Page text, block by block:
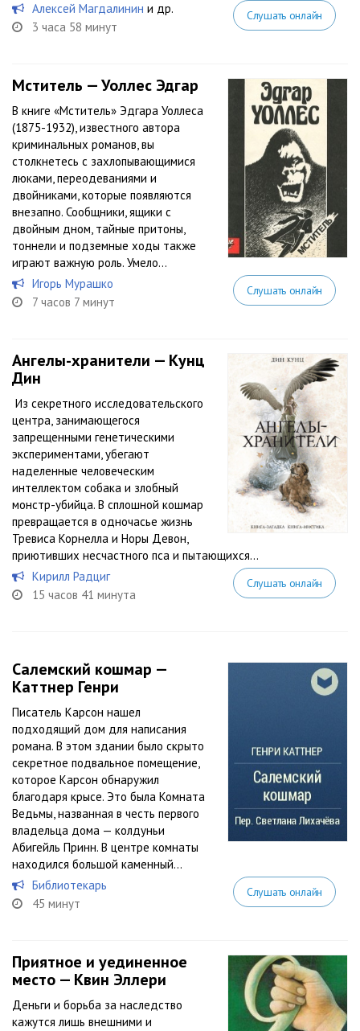
Алексей Магдалинин и др.
3 часа 58 минут
Слушать онлайн
Мститель — Уоллес Эдгар
В книге «Мститель» Эдгара Уоллеса
(1875-1932), известного автора
криминальных романов, вы
столкнетесь с захлопывающимися
люками, переодеваниями и
двойниками, которые появляются
внезапно. Сообщники, ящики с
двойным дном, тайные притоны,
тоннели и подземные ходы также
играют важную роль. Умело...
Игорь Мурашко
7 часов 7 минут
Слушать онлайн
Ангелы-хранители — Кунц
Дин
Из секретного исследовательского
центра, занимающегося
запрещенными генетическими
экспериментами, убегают
наделенные человеческим
интеллектом собака и злобный
монстр-убийца. В сплошной кошмар
превращается в одночасье жизнь
Тревиса Корнелла и Норы Девон,
приютивших несчастного пса и пытающихся...
Кирилл Радциг
15 часов 41 минута
Слушать онлайн
Салемский кошмар —
Каттнер Генри
Писатель Карсон нашел
подходящий дом для написания
романа. В этом здании было скрыто
секретное подвальное помещение,
которое Карсон обнаружил
благодаря крысе. Это была Комната
Ведьмы, названная в честь первого
владельца дома — колдуньи
Абигейль Принн. В центре комнаты
находился большой каменный...
Библиотекарь
45 минут
Слушать онлайн
Приятное и уединенное
место — Квин Эллери
Деньги и борьба за наследство
кажутся лишь внешними и